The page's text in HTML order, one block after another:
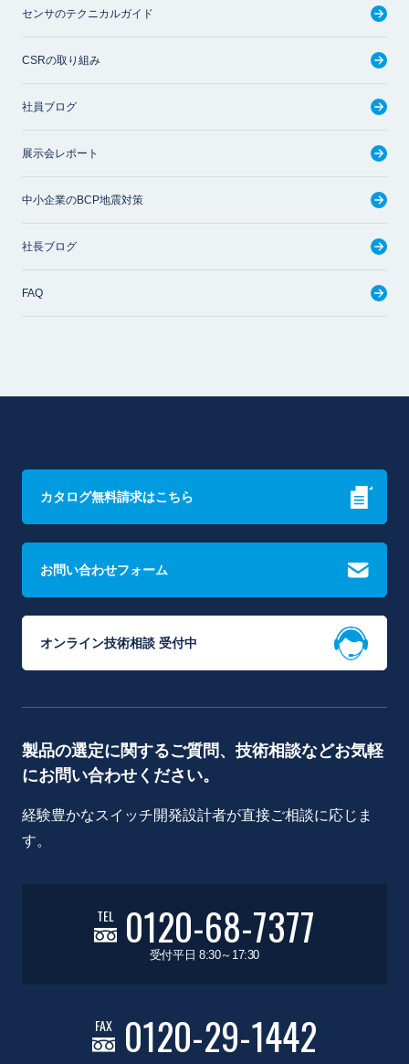
センサのテクニカルガイド
CSRの取り組み
社員ブログ
展示会レポート
中小企業のBCP地震対策
社長ブログ
FAQ
カタログ無料請求はこちら
お問い合わせフォーム
オンライン技術相談 受付中
製品の選定に関するご質問、技術相談などお気軽
にお問い合わせください。
経験豊かなスイッチ開発設計者が直接ご相談に応じま
す。
TEL 0120-68-7377
受付平日 8:30～17:30
FAX 0120-29-1442